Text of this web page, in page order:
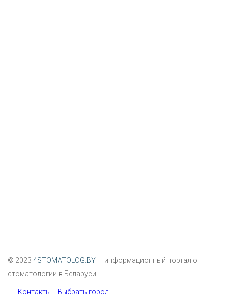
© 2023 4STOMATOLOG.BY — информационный портал о
стоматологии в Беларуси
Контакты Выбрать город